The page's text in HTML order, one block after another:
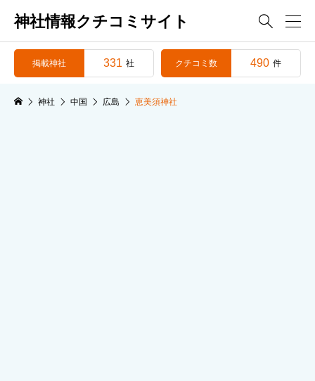
神社情報クチコミサイト 
掲載神社 331 社 クチコミ数 490 件
神社 中国 広島 恵美須神社